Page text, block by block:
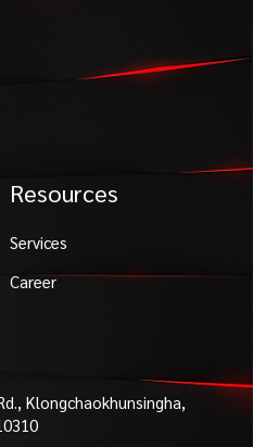
Resources
Services
Career
Klongchaokhunsingha,